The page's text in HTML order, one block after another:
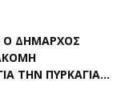
Ο ΔΉΜΑΡΧΟΣ
ΤΗΝ ΠΥΡΚΑΓΙΆ...